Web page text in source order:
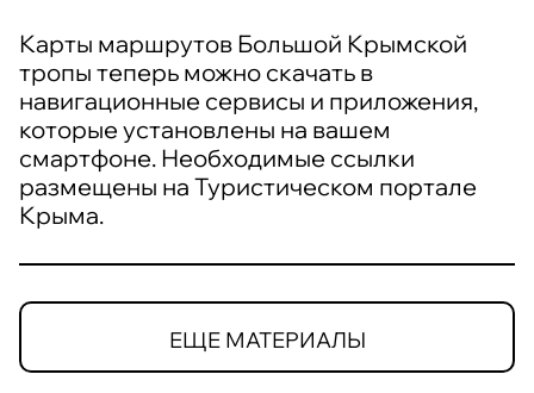
Карты маршрутов Большой Крымской
тропы теперь можно скачать в
навигационные сервисы и приложения,
которые установлены на вашем
смартфоне. Необходимые ссылки
размещены на Туристическом портале
Крыма.
ЕЩЕ МАТЕРИАЛЫ